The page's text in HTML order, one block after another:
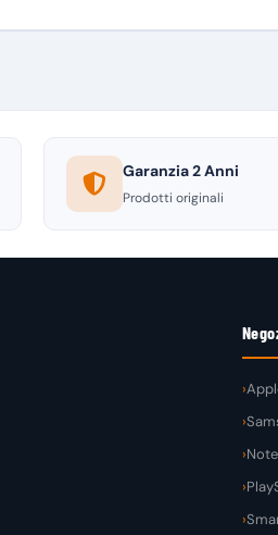
Garanzia 2 Anni
Prodotti originali